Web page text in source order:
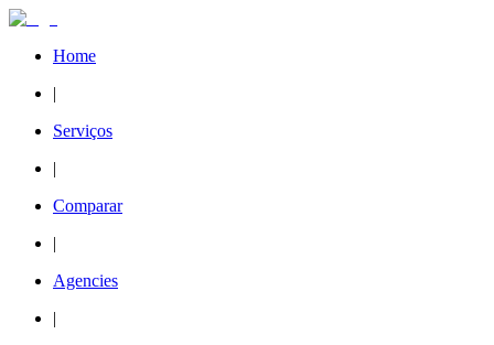
Home
|
Serviços
|
Comparar
|
Agencies
|